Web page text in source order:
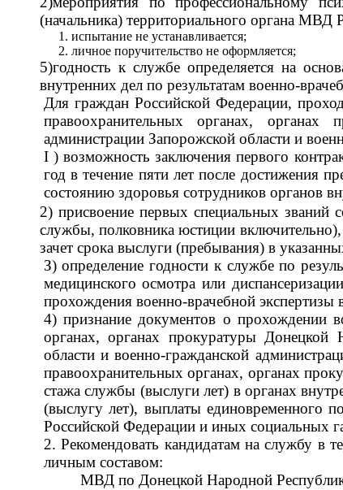
(начальника) территориального органа МВД
испытание не устанавливается;
личное поручительство не оформляется;
5)годность к службе определяется на
внутренних дел по результатам военно-
Для граждан Российской Федерации,
правоохранительных органах,
администрации Запорожской области и
I ) возможность заключения первого
год в течение пяти лет после достижения
состоянию здоровья сотрудников органов
2) присвоение первых специальных званий
службы, полковника юстиции
зачет срока выслуги (пребывания) в
З) определение годности к службе по
медицинского осмотра или
прохождения военно-врачебной экспертизы
4) признание документов о прохождении
органах, органах прокуратуры Донецкой
области и военно-гражданской
правоохранительных органах, органах
стажа службы (выслуги лет) в органах
(выслугу лет), выплаты единовременного
Российской Федерации и иных социальных
2. Рекомендовать кандидатам на службу в
личным составом:
МВД по Донецкой Народной